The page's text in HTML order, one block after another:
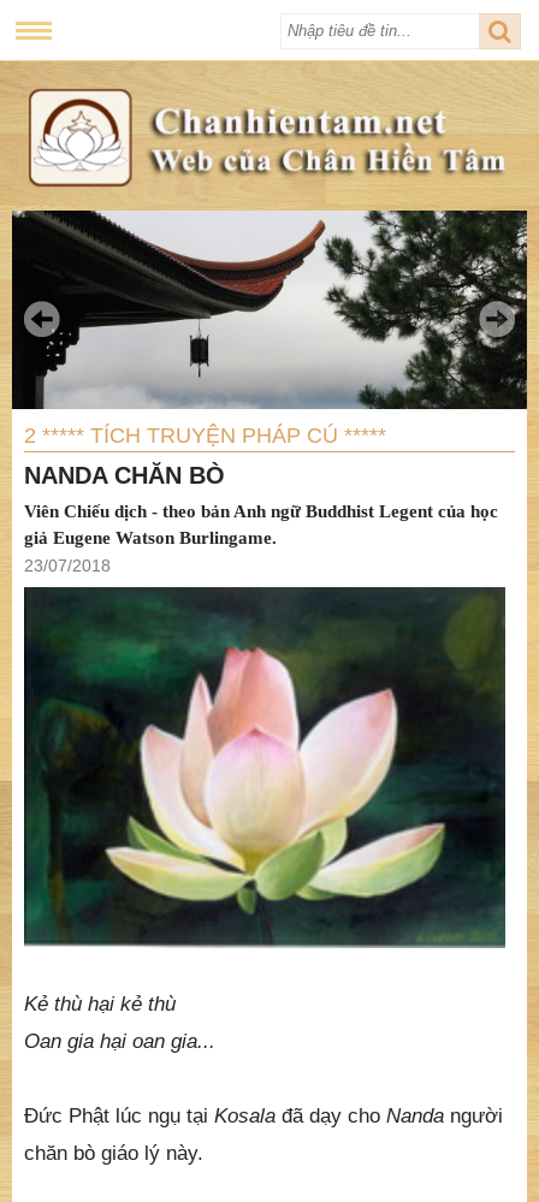
2 ***** TÍCH TRUYỆN PHÁP CÚ *****
NANDA CHĂN BÒ
Viên Chiếu dịch - theo bản Anh ngữ Buddhist Legent của học
giả Eugene Watson Burlingame.
23/07/2018
Kẻ thù hại kẻ thù
Oan gia hại oan gia...
Ðức Phật lúc ngụ tại Kosala đã dạy cho Nanda người
chăn bò giáo lý này.